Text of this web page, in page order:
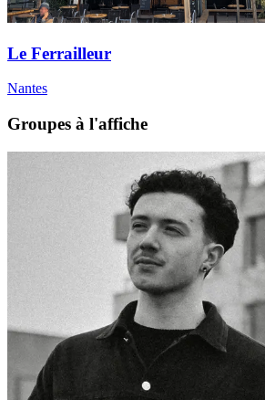
Le Ferrailleur
Nantes
Groupes à l'affiche